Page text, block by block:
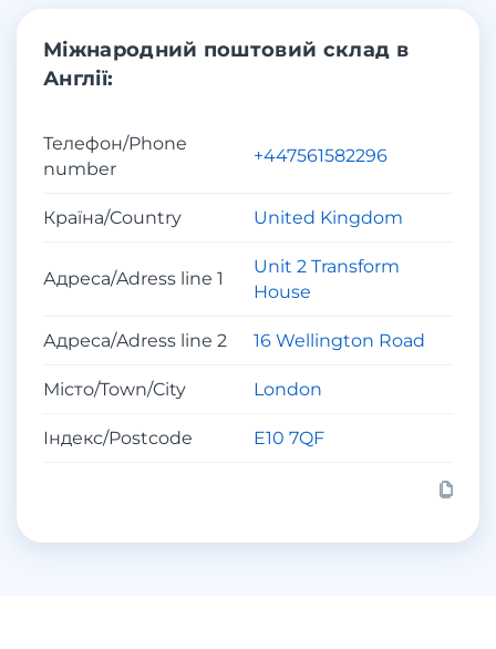
Міжнародний поштовий склад в
Англії:
Телефон/Phone
number
+447561582296
Країна/Country United Kingdom
Адреса/Adress line 1
Unit 2 Transform
House
Адреса/Adress line 2 16 Wellington Road
Місто/Town/City London
Індекс/Postcode E10 7QF